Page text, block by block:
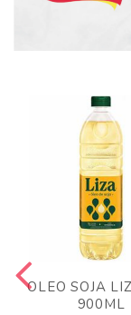
OLEO SOJA
900ML